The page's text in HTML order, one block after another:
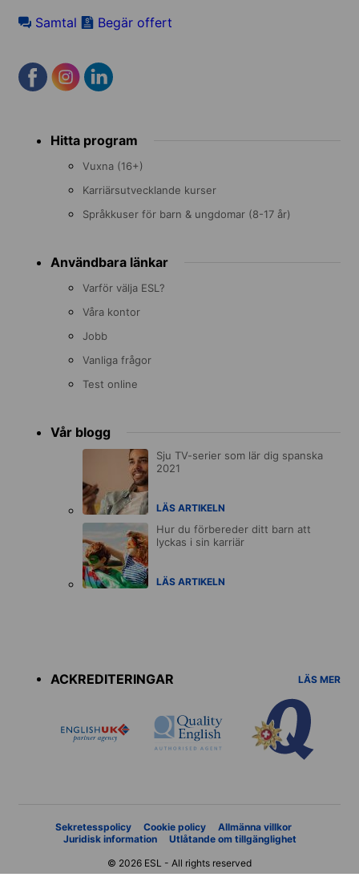
Samtal Begär offert
menu Hitta program
Vuxna (16+)
Karriärsutvecklande kurser
Språkkuser för barn & ungdomar (8-17 år)
Användbara länkar
Varför välja ESL?
Våra kontor
Jobb
Vanliga frågor
Test online
Vår blogg
Sju TV-serier som lär dig spanska
2021
LÄS ARTIKELN
Hur du förbereder ditt barn att
lyckas i sin karriär
LÄS ARTIKELN
ACKREDITERINGAR
LÄS MER
Sekretesspolicy Cookie policy
Allmänna villkor
Juridisk information
Utlåtande om tillgänglighet
© 2026 ESL - All rights reserved